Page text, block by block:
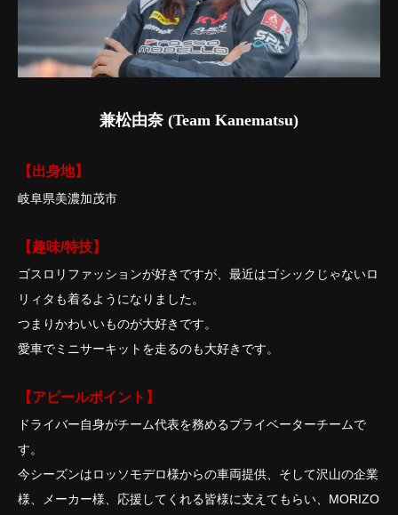
兼松由奈 (Team Kanematsu)
【出身地】
岐阜県美濃加茂市
【趣味/特技】
ゴスロリファッションが好きですが、最近はゴシックじゃないロ
リィタも着るようになりました。
つまりかわいいものが大好きです。
愛車でミニサーキットを走るのも大好きです。
【アピールポイント】
ドライバー自身がチーム代表を務めるプライベーターチームで
す。
今シーズンはロッソモデロ様からの車両提供、そして沢山の企業
様、メーカー様、応援してくれる皆様に支えてもらい、MORIZO